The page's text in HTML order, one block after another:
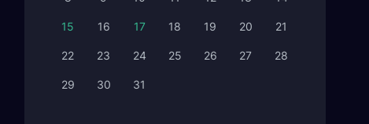
15 16 17 18 19 20 21
22 23 24 25 26 27 28
29 30 31